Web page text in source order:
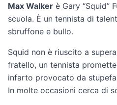
Max Walker è Gary “Squid”
scuola. È un tennista di
sbruffone e bullo.
Squid non è riuscito a
fratello, un tennista
infarto provocato da
In molte occasioni cerca di